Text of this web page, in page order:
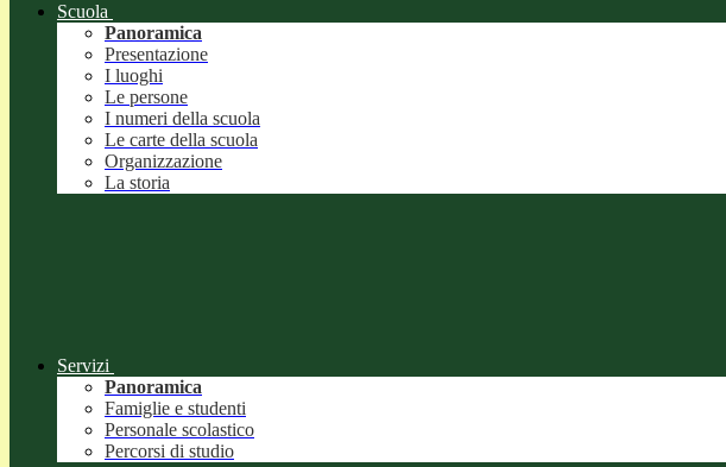
Scuola
Panoramica
Presentazione
I luoghi
Le persone
I numeri della scuola
Le carte della scuola
Organizzazione
La storia
Servizi
Panoramica
Famiglie e studenti
Personale scolastico
Percorsi di studio